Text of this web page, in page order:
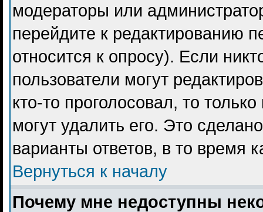
модераторы или
перейдите к редактированию
относится к опросу). Если
пользователи могут
кто-то проголосовал, то
могут удалить его. Это
варианты ответов, в то время
Вернуться к началу
Почему мне недоступны